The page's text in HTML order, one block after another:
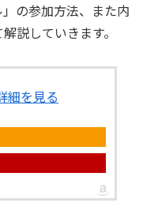
の参加方法、また内
説していきます。
細を見る